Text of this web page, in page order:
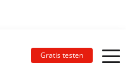
Gratis testen